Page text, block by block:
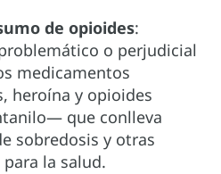
de opioides:
o perjudicial
medicamentos
heroína y opioides
que conlleva
sobredosis y otras
la salud.